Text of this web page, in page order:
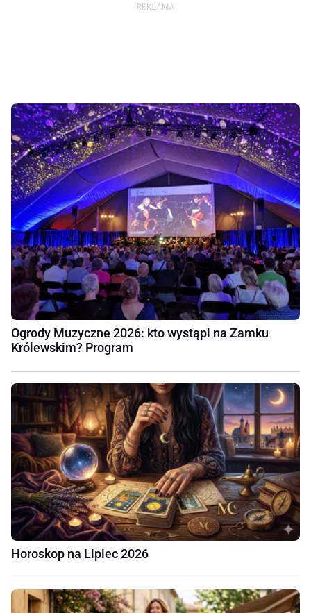
Ogrody Muzyczne 2026: kto wystąpi na Zamku
Królewskim? Program
Horoskop na Lipiec 2026